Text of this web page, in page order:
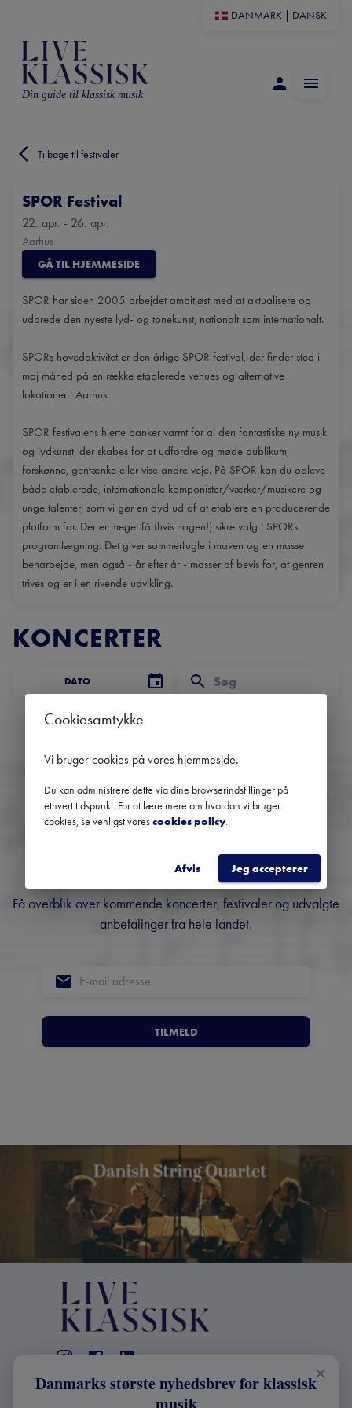
DANMARK DANSK
Din guide til klassisk musik
Tilbage til festivaler
SPOR Festival
22. apr. - 26. apr.
Aarhus
GÅ TIL HJEMMESIDE
SPOR har siden 2005 arbejdet ambitiøst med at aktualisere og
udbrede den nyeste lyd- og tonekunst, nationalt som internationalt.
SPORs hovedaktivitet er den årlige SPOR festival, der finder sted i
maj måned på en række etablerede venues og alternative
lokationer i Aarhus.
SPOR festivalens hjerte banker varmt for al den fantastiske ny musik
og lydkunst, der skabes for at udfordre og møde publikum,
forskønne, gentænke eller vise andre veje. På SPOR kan du opleve
både etablerede, internationale komponister/værker/musikere og
unge talenter, som vi gør en dyd ud af at etablere en producerende
platform for. Der er meget få (hvis nogen!) sikre valg i SPORs
programlægning. Det giver sommerfugle i maven og en masse
benarbejde, men også - år efter år - masser af bevis for, at genren
trives og er i en rivende udvikling.
KONCERTER
DATO
Brug datofilteret for at se tidligere koncerter
Danmarks største
musik
Få overblik over kommende koncerter, festivaler og udvalgte
anbefalinger fra hele landet.
TILMELD
KONTAKT
Danmarks største nyhedsbrev for klassisk
Cookiesamtykke
Vi bruger cookies på vores hjemmeside.
Du kan administrere dette via dine browserindstillinger på
ethvert tidspunkt. For at lære mere om hvordan vi bruger
cookies, se venligst vorescookies policy.
Afvis Jeg accepterer